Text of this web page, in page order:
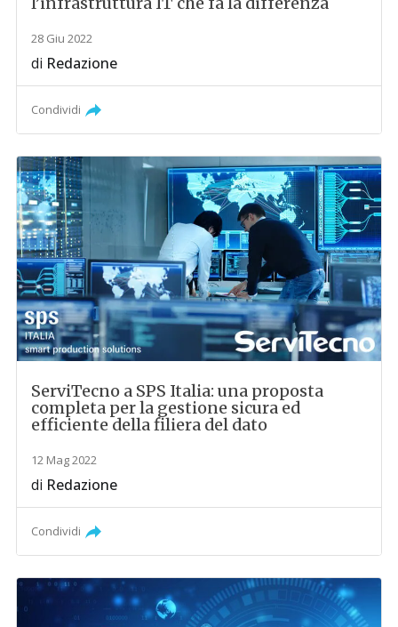
28 Giu 2022
di Redazione
Condividi
ServiTecno a SPS Italia: una proposta
completa per la gestione sicura ed
efficiente della filiera del dato
12 Mag 2022
di Redazione
Condividi